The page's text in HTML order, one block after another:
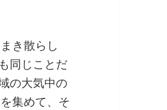
き散らし
同じことだ
の大気中の
集めて、そ